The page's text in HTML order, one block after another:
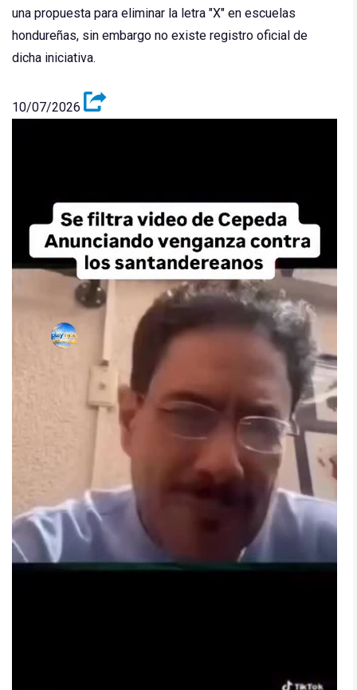
una propuesta para eliminar la letra "X" en escuelas
hondureñas, sin embargo no existe registro oficial de
dicha iniciativa.
10/07/2026